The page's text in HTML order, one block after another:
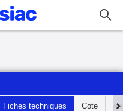
Fiches techniques Cote